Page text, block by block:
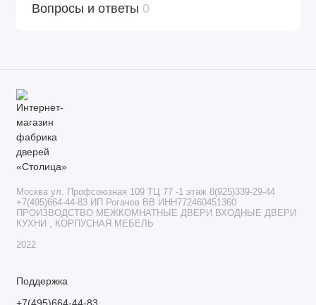
Вопросы и ответы 0
Москва ул. Профсоюзная 109 ТЦ 77 -1 этаж 8(925)339-29-44
+7(495)664-44-83 ИП Рогачев ВВ ИНН772460451360
ПРОИЗВОДСТВО МЕЖКОМНАТНЫЕ ДВЕРИ ВХОДНЫЕ ДВЕРИ
КУХНИ , КОРПУСНАЯ МЕБЕЛЬ
2022
Поддержка